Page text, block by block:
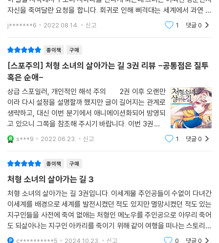
자신을 죽여달란 요청을 합니다. 회귀로 인해 삐걱대는 세계에서 과연 주
인공과 그 일행들은 분열없이 잘 살아남을 수 있을가요.. 그리고 다음엔 발
간 좀 빨리됬으
j*******6 2022.08.14. 신고 1 댓글0
종이책 구매
[스포주의] 처형 소녀의 살아가는 길 3권 리뷰 -공통점은 질투
혹은 순애-
상급 스포일러, 개인적인 해석 주의 2권 이후 오랜만
이라 다시 설정을 설명할까 했지만 글이 길어지는 관계로
생략하고, 대신 이번 분기에서 애니메이션화되어 방영되
고 있으니 그쪽을 참조해 주시기 바랍니다. 이번 3권은 2
권에서 간신히 물러나게 한 4대 인재(人災) '만마전'과
더불어 최악의 인재로 일컬어지는 '꼭두각시 세상 [그
s***9 2022.06.23. 신고 1 댓글0
종이책 구매
처형 소녀의 살아가는 길 3
처형 소녀의 살아가는 길 3권입니다. 이세계물 주인공들이 수없이 다녀간
이세계를 배경으로 세계를 발전시켰던 적도 있지만 멸망시켰던 적도 있는
지구인들을 사전에 죽여 없애는 처형인 메노우를 주인공으로 아무리 죽어
도 되살아나는 지구인 아카리를 죽이기 위해 같이 여행을 떠나는 스토리입
니다.c**********5 2024.10.23. 신고 0 댓글0